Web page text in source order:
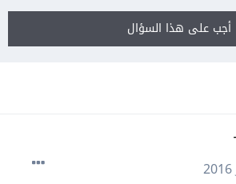
أجب على هذا السؤال